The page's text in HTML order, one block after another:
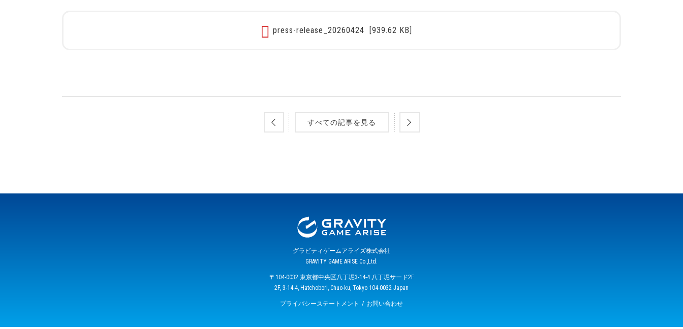
press-release_20260424 [939.62 KB]
すべての記事を見る
グラビティゲームアライズ株式会社
GRAVITY GAME ARISE Co.,Ltd.
〒104-0032 東京都中央区八丁堀3-14-4 八丁堀サード2F
2F, 3-14-4, Hatchobori, Chuo-ku, Tokyo 104-0032 Japan
プライバシーステートメント お問い合わせ